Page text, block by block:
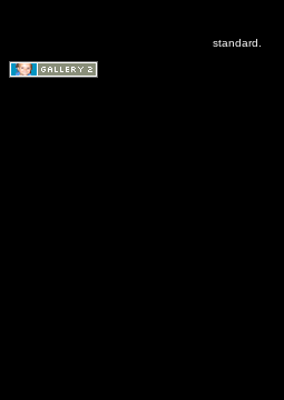
standard.